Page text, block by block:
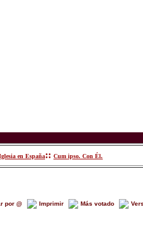
en España:: Cum ipso. Con Él.
por @ Imprimir Más votado